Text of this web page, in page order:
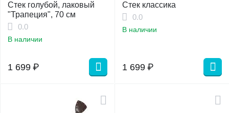
Стек голубой, лаковый
"Трапеция", 70 см
0.0
В наличии
1 699 ₽
Стек классика
0.0
В наличии
1 699 ₽